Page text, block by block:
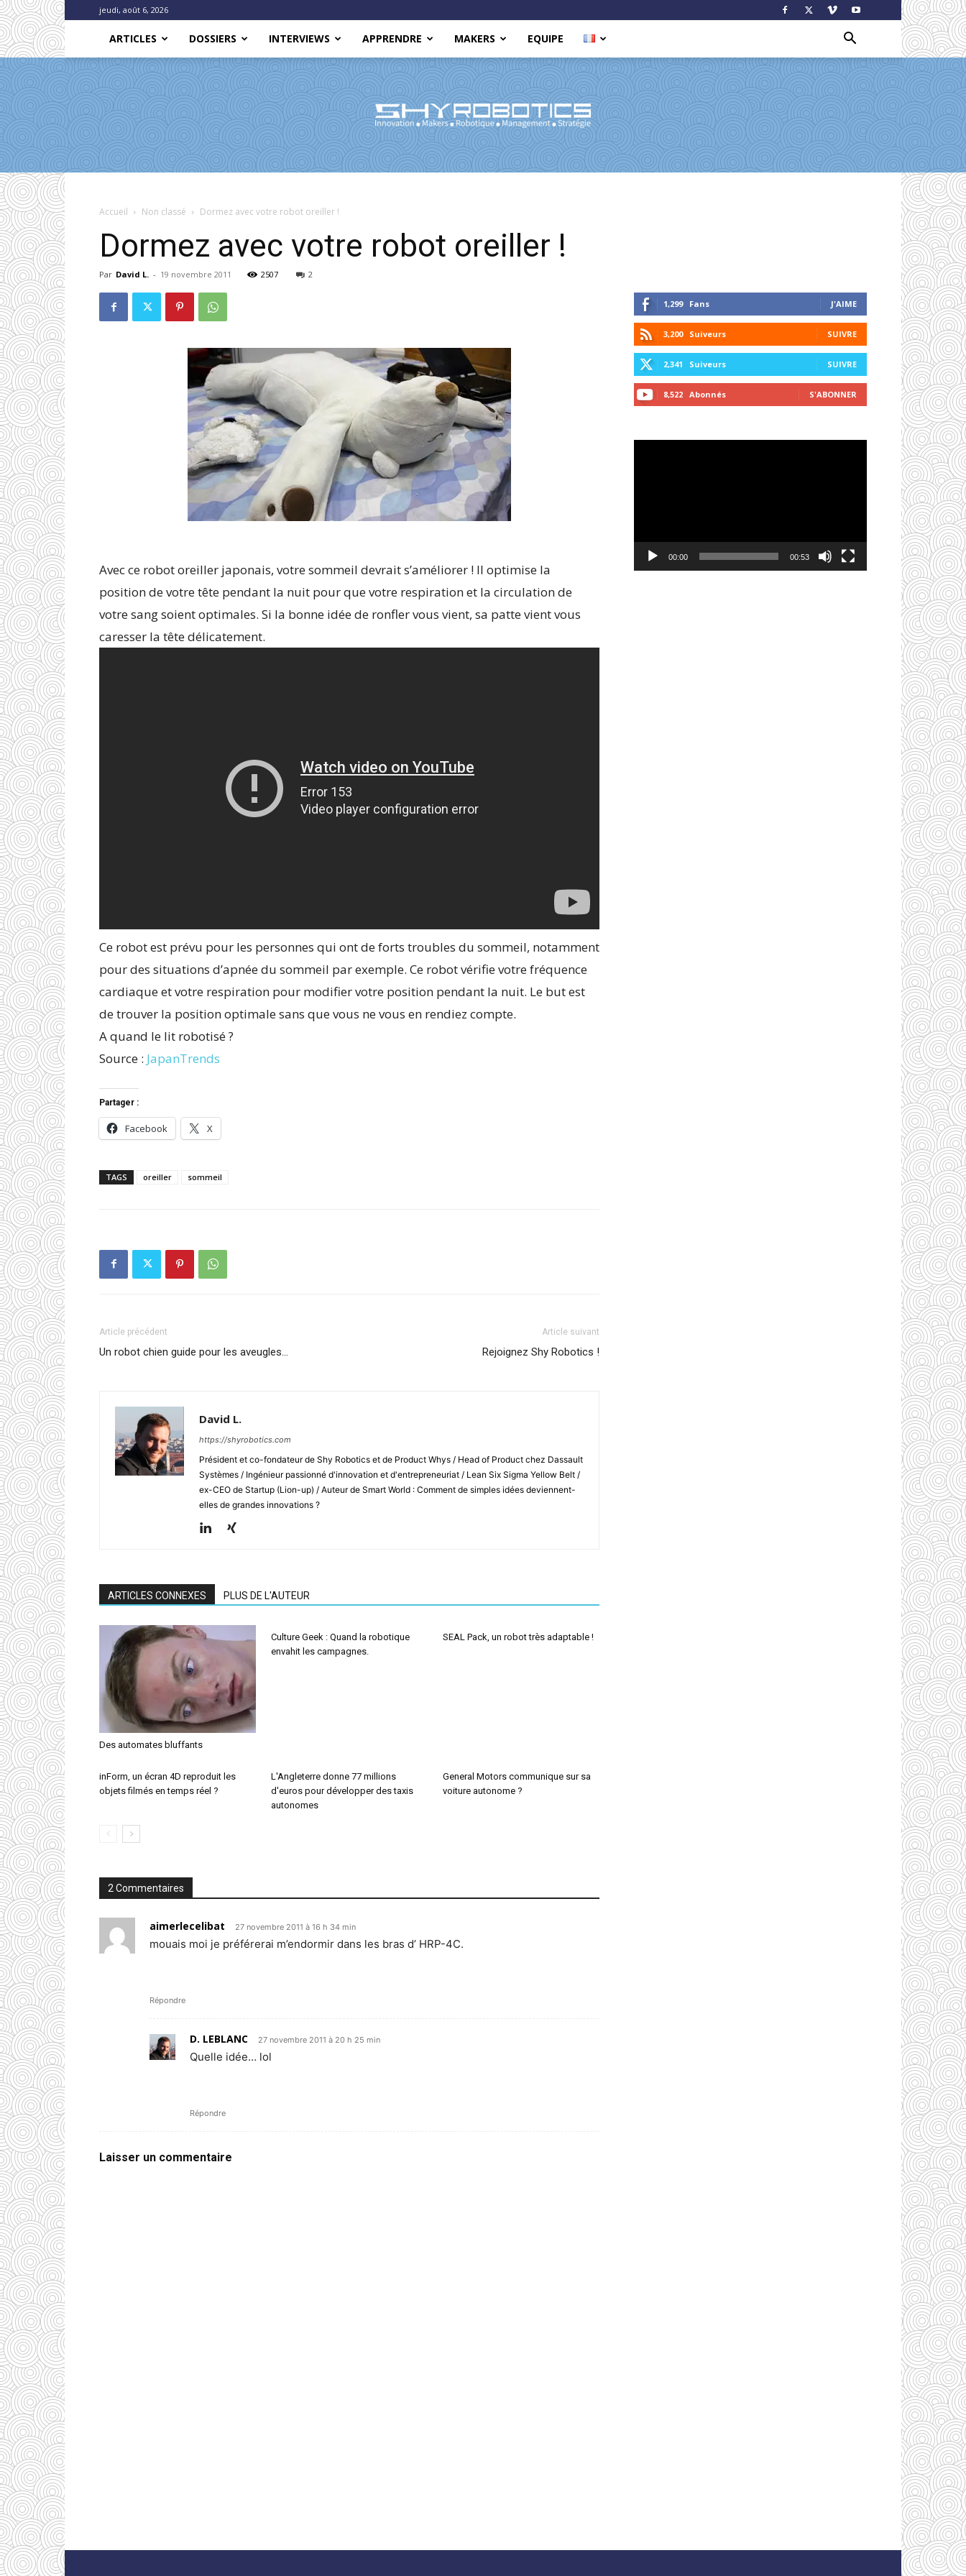
jeudi, août 6, 2026
ARTICLES DOSSIERS INTERVIEWS APPRENDRE MAKERS EQUIPE
Accueil Non classé Dormez avec votre robot oreiller !
Dormez avec votre robot oreiller !
Par David L. - 19 novembre 2011 2507 2
Avec ce robot oreiller japonais, votre sommeil devrait s’améliorer ! Il optimise la
position de votre tête pendant la nuit pour que votre respiration et la circulation de
votre sang soient optimales. Si la bonne idée de ronfler vous vient, sa patte vient vous
caresser la tête délicatement.
Ce robot est prévu pour les personnes qui ont de forts troubles du sommeil, notamment
pour des situations d’apnée du sommeil par exemple. Ce robot vérifie votre fréquence
cardiaque et votre respiration pour modifier votre position pendant la nuit. Le but est
de trouver la position optimale sans que vous ne vous en rendiez compte.
A quand le lit robotisé ?
Source : JapanTrends
Partager :
Facebook X
TAGS oreiller sommeil
Article précédent
Un robot chien guide pour les aveugles…
Article suivant
Rejoignez Shy Robotics !
David L.
https://shyrobotics.com
Président et co-fondateur de Shy Robotics et de Product Whys / Head of Product chez Dassault
Systèmes / Ingénieur passionné d'innovation et d'entrepreneuriat / Lean Six Sigma Yellow Belt /
ex-CEO de Startup (Lion-up) / Auteur de Smart World : Comment de simples idées deviennent-
elles de grandes innovations ?
ARTICLES CONNEXES PLUS DE L'AUTEUR
Des automates bluffants
Culture Geek : Quand la robotique
envahit les campagnes.
SEAL Pack, un robot très adaptable !
inForm, un écran 4D reproduit les
objets filmés en temps réel ?
L'Angleterre donne 77 millions
d'euros pour développer des taxis
autonomes
General Motors communique sur sa
voiture autonome ?
2 Commentaires
aimerlecelibat 27 novembre 2011 à 16 h 34 min
mouais moi je préférerai m’endormir dans les bras d’ HRP-4C.
Répondre
D. LEBLANC 27 novembre 2011 à 20 h 25 min
Quelle idée… lol
Répondre
Laisser un commentaire
1,299 Fans J'AIME
3,200 Suiveurs SUIVRE
2,341 Suiveurs SUIVRE
8,522 Abonnés S'ABONNER
00:00 00:53